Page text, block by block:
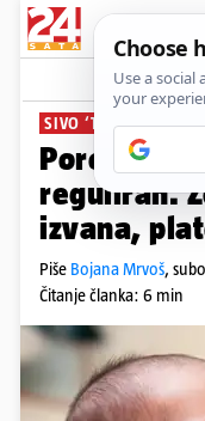
SIVO ‘TRŽIŠTE’
Porod kod
reguliran.
izvana,
Piše Bojana Mrvoš,
Čitanje članka: 6 min